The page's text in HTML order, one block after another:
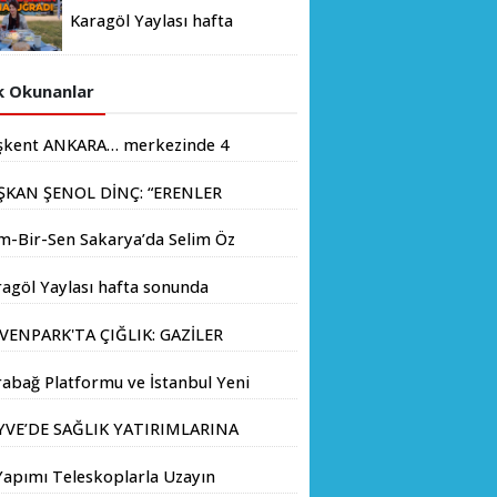
Karagöl Yaylası hafta
akınına uğradı
Okunanlar
ANKARA… merkezinde 4
ŞENOL DİNÇ: “ERENLER
Bir-Sen Sakarya’da Selim Öz
Yaylası hafta sonunda
ÇIĞLIK: GAZİLER
Platformu ve İstanbul Yeni
İş Birliği Memorandumu
SAĞLIK YATIRIMLARINA
DR. KAYHAN ÖZDEMİR VE
Teleskoplarla Uzayın